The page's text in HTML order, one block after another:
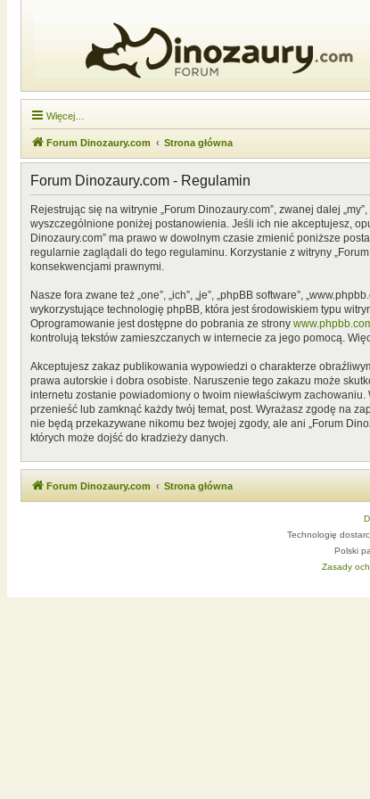
Więcej…
Forum Dinozaury.com Strona główna
Forum Dinozaury.com - Regulamin
Rejestrując się na witrynie „Forum Dinozaury.com”, zwanej dalej
wyszczególnione poniżej postanowienia. Jeśli ich nie akceptujesz,
Dinozaury.com” ma prawo w dowolnym czasie zmienić poniższe
regularnie zaglądali do tego regulaminu. Korzystanie z witryny
konsekwencjami prawnymi.
Nasze fora zwane też „one”, „ich”, „je”, „phpBB software”,
wykorzystujące technologię phpBB, która jest środowiskiem typu
Oprogramowanie jest dostępne do pobrania ze strony
kontrolują tekstów zamieszczanych w internecie za jego pomocą.
Akceptujesz zakaz publikowania wypowiedzi o charakterze
prawa autorskie i dobra osobiste. Naruszenie tego zakazu może
internetu zostanie powiadomiony o twoim niewłaściwym
przenieść lub zamknąć każdy twój temat, post. Wyrażasz zgodę na
nie będą przekazywane nikomu bez twojej zgody, ale ani „Forum
których może dojść do kradzieży danych.
Forum Dinozaury.com Strona główna
Technologię
Polski
Zasady